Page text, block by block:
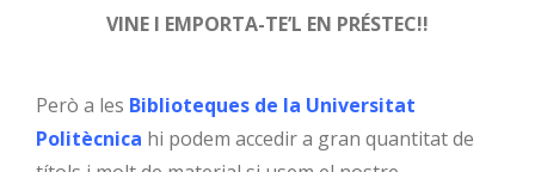
VINE I EMPORTA-TE’L EN PRÉSTEC!!
Però a les Biblioteques de la Universitat
Politècnica hi podem accedir a gran quantitat de